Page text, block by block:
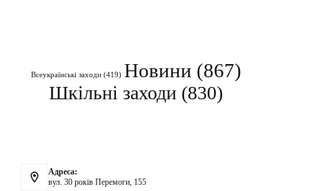
Всеукраїнські заходи(419) Новини (867)
Шкільні заходи (830)
Адреса:
вул. 30 років Перемоги, 155